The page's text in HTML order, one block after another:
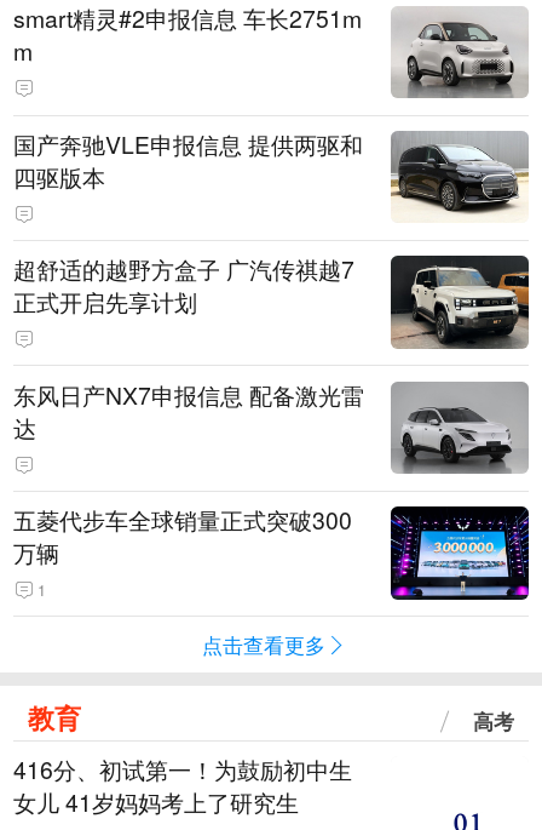
smart精灵#2申报信息 车长2751m
m
国产奔驰VLE申报信息 提供两驱和
四驱版本
超舒适的越野方盒子 广汽传祺越7
正式开启先享计划
东风日产NX7申报信息 配备激光雷
达
五菱代步车全球销量正式突破300
万辆
1
点击查看更多
教育 高考
416分、初试第一！为鼓励初中生
女儿 41岁妈妈考上了研究生